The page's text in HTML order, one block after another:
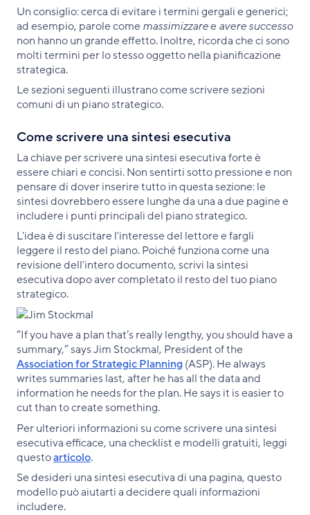
Un consiglio: cerca di evitare i termini gergali e generici;
ad esempio, parole comemassimizzareeavere successo
non hanno un grande effetto. Inoltre, ricorda che ci sono
molti termini per lo stesso oggetto nella pianificazione
strategica.
Le sezioni seguenti illustrano come scrivere sezioni
comuni di un piano strategico.
Come scrivere una sintesi esecutiva
La chiave per scrivere una sintesi esecutiva forte è
essere chiari e concisi. Non sentirti sotto pressione e non
pensare di dover inserire tutto in questa sezione: le
sintesi dovrebbero essere lunghe da una a due pagine e
includere i punti principali del piano strategico.
L'idea è di suscitare l'interesse del lettore e fargli
leggere il resto del piano. Poiché funziona come una
revisione dell'intero documento, scrivi la sintesi
esecutiva dopo aver completato il resto del tuo piano
strategico.
“If you have a plan that’s really lengthy, you should have a
summary,” says Jim Stockmal, President of the
Association for Strategic Planning(ASP). He always
writes summaries last, after he has all the data and
information he needs for the plan. He says it is easier to
cut than to create something.
Per ulteriori informazioni su come scrivere una sintesi
esecutiva efficace, una checklist e modelli gratuiti, leggi
questoarticolo.
Se desideri una sintesi esecutiva di una pagina, questo
modello può aiutarti a decidere quali informazioni
includere.